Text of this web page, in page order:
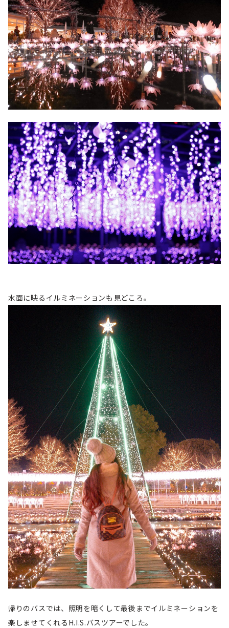
水面に映るイルミネーションも見どころ。
帰りのバスでは、照明を暗くして最後までイルミネーションを
楽しませてくれるH.I.S.バスツアーでした。